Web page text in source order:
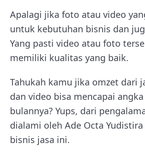
Apalagi jika foto atau video
untuk kebutuhan bisnis dan
Yang pasti video atau foto
memiliki kualitas yang baik.
Tahukah kamu jika omzet dari
dan video bisa mencapai
bulannya? Yups, dari
dialami oleh Ade Octa
bisnis jasa ini.